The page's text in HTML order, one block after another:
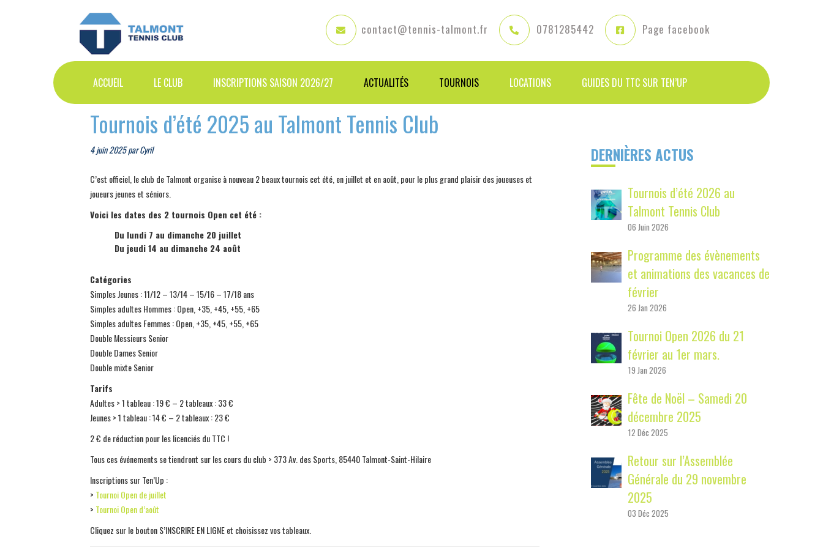
contact@tennis-talmont.fr 0781285442 Page facebook
ACCUEIL LE CLUB INSCRIPTIONS SAISON 2026/27 ACTUALITÉS TOURNOIS LOCATIONS GUIDES DU TTC SUR TEN’UP
Tournois d’été 2025 au Talmont Tennis Club
4 juin 2025parCyril
C’est officiel, le club de Talmont organise à nouveau 2 beaux tournois cet été, en juillet et en août, pour le plus grand plaisir des joueuses et
joueurs jeunes et séniors.
Voici les dates des 2 tournois Open cet été :
Du lundi 7 au dimanche 20 juillet
Du jeudi 14 au dimanche 24 août
Catégories
Simples Jeunes : 11/12 – 13/14 – 15/16 – 17/18 ans
Simples adultes Hommes : Open, +35, +45, +55, +65
Simples adultes Femmes : Open, +35, +45, +55, +65
Double Messieurs Senior
Double Dames Senior
Double mixte Senior
Tarifs
Adultes > 1 tableau : 19 € – 2 tableaux : 33 €
Jeunes > 1 tableau : 14 € – 2 tableaux : 23 €
2 € de réduction pour les licenciés du TTC !
Tous ces événements se tiendront sur les cours du club > 373 Av. des Sports, 85440 Talmont-Saint-Hilaire
Inscriptions sur Ten’Up :
> Tournoi Open de juillet
> Tournoi Open d’août
Cliquez sur le bouton S’INSCRIRE EN LIGNE et choisissez vos tableaux.
P
i
m
a
r
y
i
d
b
a
DERNIÈRES ACTUS
Tournois d’été 2026 au
Talmont Tennis Club
06 Juin 2026
Programme des évènements
et animations des vacances de
février
26 Jan 2026
Tournoi Open 2026 du 21
février au 1er mars.
19 Jan 2026
Fête de Noël – Samedi 20
décembre 2025
12 Déc 2025
Retour sur l’Assemblée
Générale du 29 novembre
2025
03 Déc 2025